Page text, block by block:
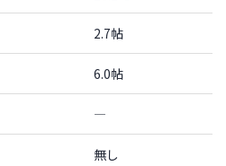
2.7帖
6.0帖
―
無し